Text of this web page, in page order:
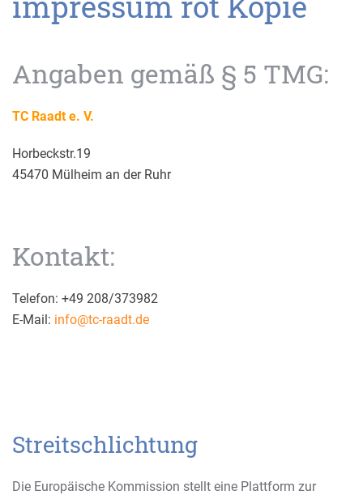
Angaben gemäß § 5 TMG:
TC Raadt e. V.
Horbeckstr.19
45470 Mülheim an der Ruhr
Kontakt:
Telefon: +49 208/373982
E-Mail: info@tc-raadt.de
Streitschlichtung
Die Europäische Kommission stellt eine Plattform zur